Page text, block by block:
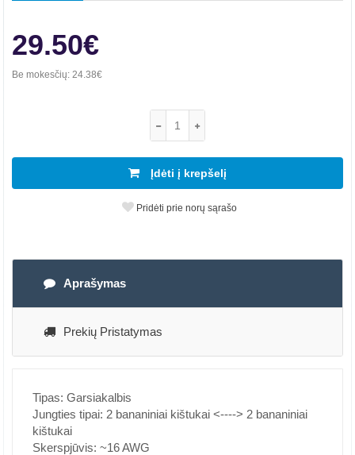
29.50€
Be mokesčių: 24.38€
Įdėti į krepšelį
Pridėti prie norų sąrašo
Aprašymas
Prekių Pristatymas
Tipas: Garsiakalbis
Jungties tipai: 2 bananiniai kištukai <----> 2 bananiniai
kištukai
Skerspjūvis: ~16 AWG